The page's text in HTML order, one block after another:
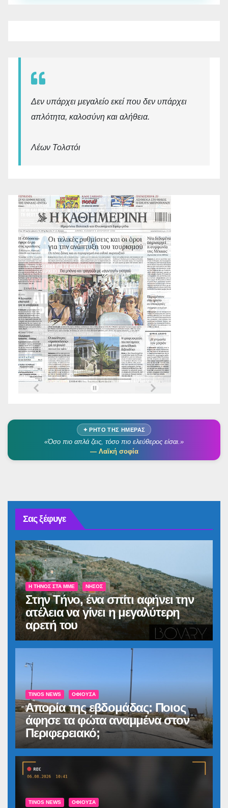
Δεν υπάρχει μεγαλείο εκεί που δεν υπάρχει
απλότητα, καλοσύνη και αλήθεια.
Λέων Τολστόι
✦ ΡΗΤΌ ΤΗΣ ΗΜΈΡΑΣ
«Όσο πιο απλά ζεις, τόσο πιο ελεύθερος είσαι.»
— Λαϊκή σοφία
Σας ξέφυγε
Η ΤΉΝΟΣ ΣΤΑ ΜΜΕ ΝΉΣΟΣ
Στην Τήνο, ένα σπίτι αφήνει την
ατέλεια να γίνει η μεγαλύτερη
αρετή του
TINOS NEWS ΟΦΙΟΎΣΑ
Απορία της εβδομάδας: Ποιος
άφησε τα φώτα αναμμένα στον
Περιφερειακό;
TINOS NEWS ΟΦΙΟΎΣΑ